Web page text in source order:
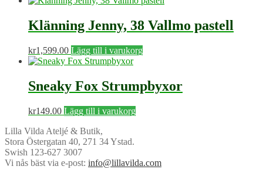
Klänning Jenny, 38 Vallmo pastell
kr1,599.00 Lägg till i varukorg
Sneaky Fox Strumpbyxor
kr149.00 Lägg till i varukorg
Lilla Vilda Ateljé & Butik,
Stora Östergatan 40, 271 34 Ystad.
Swish 123-627 3007
Vi nås bäst via e-post: info@lillavilda.com